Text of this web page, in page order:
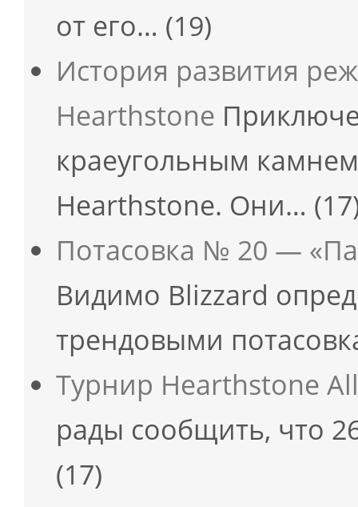
от его… (19)
История развития
Hearthstone
краеугольным
Hearthstone. Они…
Потасовка № 20 —
Видимо Blizzard
трендовыми
Турнир Hearthstone
рады сообщить, что
(17)